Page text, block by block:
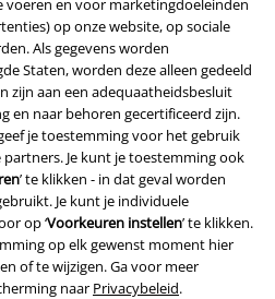
voeren en voor marketingdoeleinden
op onze website, op sociale
Als gegevens worden
Staten, worden deze alleen gedeeld
zijn aan een adequaatheidsbesluit
en naar behoren gecertificeerd zijn.
je toestemming voor het gebruik
Je kunt je toestemming ook
’ te klikken - in dat geval worden
Je kunt je individuele
op ‘Voorkeuren instellen’ te klikken.
op elk gewenst moment hier
of te wijzigen. Ga voor meer
naar Privacybeleid.